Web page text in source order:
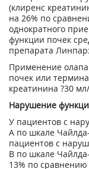
(клиренс
на 26% по
однократного
функции почек
препарата
Применение
почек или
креатинина ?30
Нарушение
У пациентов с
А по шкале
пациентов с
В по шкале
13% по